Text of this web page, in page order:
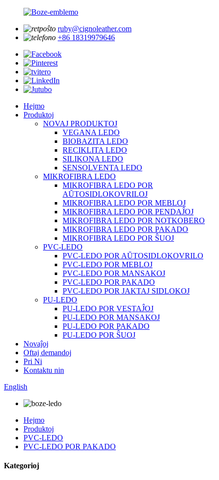
ruby@cignoleather.com
+86 18319979646
Hejmo
Produktoj
NOVAJ PRODUKTOJ
VEGANA LEDO
BIOBAZITA LEDO
RECIKLITA LEDO
SILIKONA LEDO
SENSOLVENTA LEDO
MIKROFIBRA LEDO
MIKROFIBRA LEDO POR
AŬTOSIDLOKOVRILOJ
MIKROFIBRA LEDO POR MEBLOJ
MIKROFIBRA LEDO POR PENDAĴOJ
MIKROFIBRA LEDO POR NOTKOBERO
MIKROFIBRA LEDO POR PAKADO
MIKROFIBRA LEDO POR ŜUOJ
PVC-LEDO
PVC-LEDO POR AŬTOSIDLOKOVRILO
PVC-LEDO POR MEBLOJ
PVC-LEDO POR MANSAKOJ
PVC-LEDO POR PAKADO
PVC-LEDO POR JAKTAJ SIDLOKOJ
PU-LEDO
PU-LEDO POR VESTAĴOJ
PU-LEDO POR MANSAKOJ
PU-LEDO POR PAKADO
PU-LEDO POR ŜUOJ
Novaĵoj
Oftaj demandoj
Pri Ni
Kontaktu nin
English
Hejmo
Produktoj
PVC-LEDO
PVC-LEDO POR PAKADO
Kategorioj